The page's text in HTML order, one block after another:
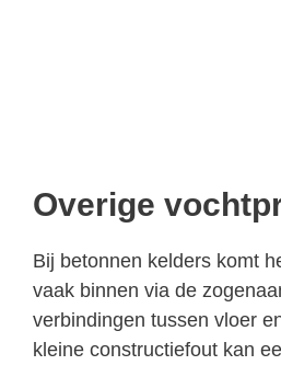
Overige
Bij betonnen kelders komt
vaak binnen via de
verbindingen tussen vloer
kleine constructiefout kan